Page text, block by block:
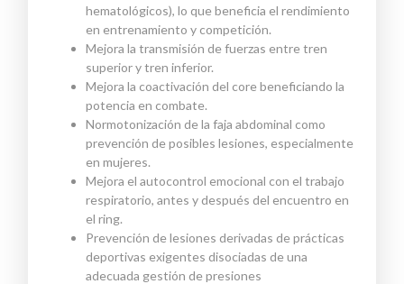
hematológicos), lo que beneficia el rendimiento
en entrenamiento y competición.
Mejora la transmisión de fuerzas entre tren
superior y tren inferior.
Mejora la coactivación del core beneficiando la
potencia en combate.
Normotonización de la faja abdominal como
prevención de posibles lesiones, especialmente
en mujeres.
Mejora el autocontrol emocional con el trabajo
respiratorio, antes y después del encuentro en
el ring.
Prevención de lesiones derivadas de prácticas
deportivas exigentes disociadas de una
adecuada gestión de presiones